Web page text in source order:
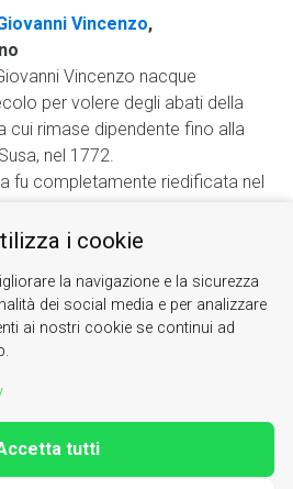
Vincenzo,
Vincenzo nacque
per volere degli abati della
cui rimase dipendente fino alla
nel 1772.
fu completamente riedificata nel
and Paolo, Exilles
Apostolo, menzionata già nel
seconda metà del Quattrocento,
il luogo da cui, nel 1453, nel
agli scontri tra le truppe
di Arte e Cultura Alpina
|About us
i cookie
la navigazione e la sicurezza
dei social media e per analizzare
ai nostri cookie se continui ad
tutti